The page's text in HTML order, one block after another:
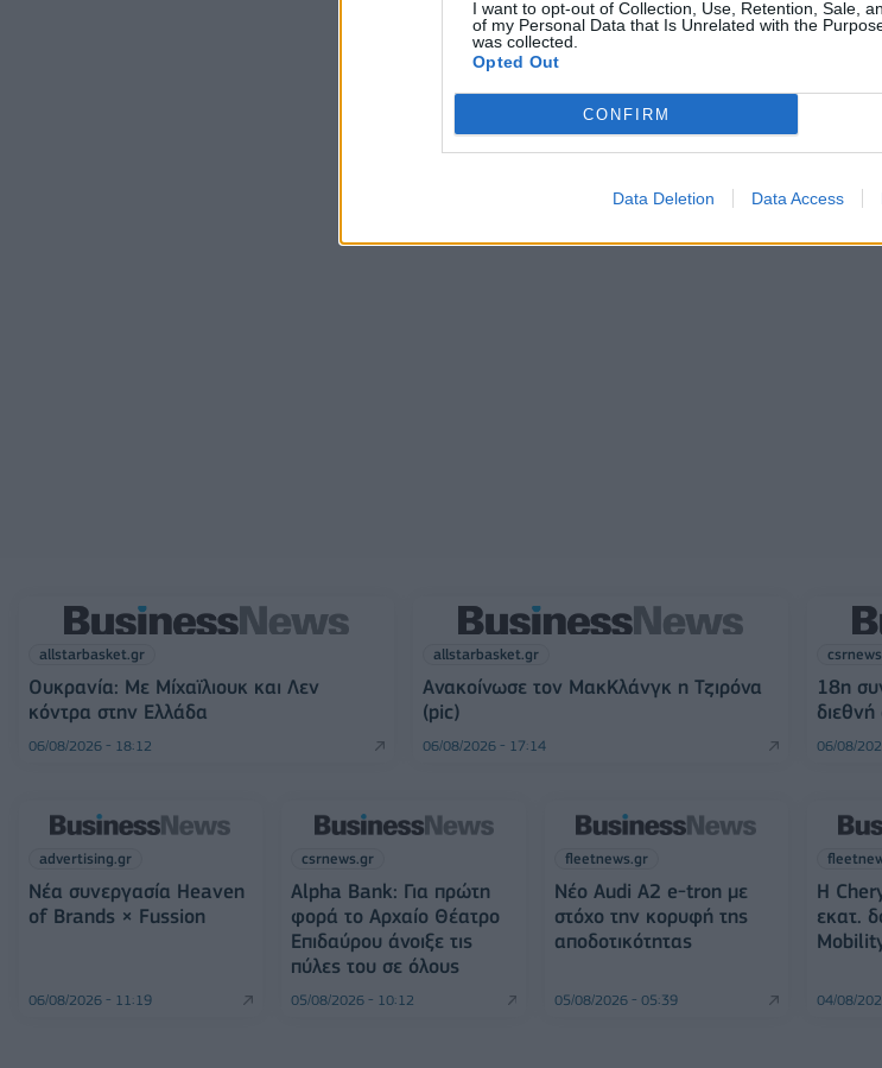
I want to opt-out of Collection, Use, Retention, Sale,
of my Personal Data that Is Unrelated with the
was collected.
Opted Out
CONFIRM
Data Deletion Data Access
allstarbasket.gr
Ουκρανία: Με Μίχαϊλιουκ και Λεν
κόντρα στην Ελλάδα
06/08/2026 - 18:12
allstarbasket.gr
Ανακοίνωσε τον ΜακΚλάνγκ η Τζιρόνα
(pic)
06/08/2026 - 17:14
18η
06/08/
advertising.gr
Νέα συνεργασία Heaven
of Brands × Fussion
06/08/2026 - 11:19
csrnews.gr
Alpha Bank: Για πρώτη
φορά το Αρχαίο Θέατρο
Επιδαύρου άνοιξε τις
πύλες του σε όλους
05/08/2026 - 10:12
fleetnews.gr
Νέο Audi A2 e-tron με
στόχο την κορυφή της
αποδοτικότητας
05/08/2026 - 05:39
Η
εκατ.
04/08/